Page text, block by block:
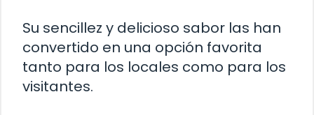
Su sencillez y delicioso sabor las han
convertido en una opción favorita
tanto para los locales como para los
visitantes.